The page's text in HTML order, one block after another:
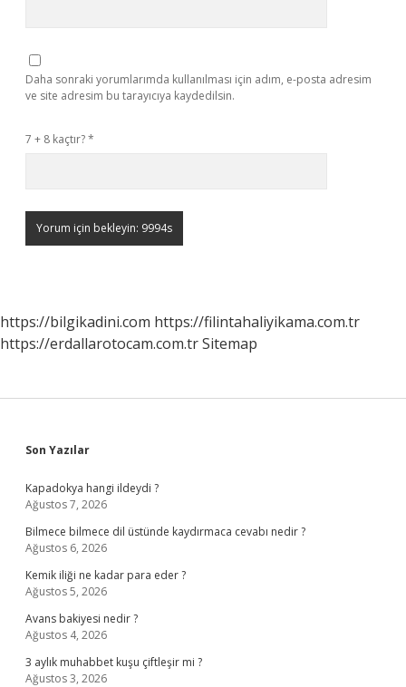
Daha sonraki yorumlarımda kullanılması için adım, e-posta adresim
ve site adresim bu tarayıcıya kaydedilsin.
7 + 8 kaçtır?*
https://bilgikadini.com https://filintahaliyikama.com.tr
https://erdallarotocam.com.trSitemap
Sidebar
Son Yazılar
Kapadokya hangi ildeydi ?
Ağustos 7, 2026
Bilmece bilmece dil üstünde kaydırmaca cevabı nedir ?
Ağustos 6, 2026
Kemik iliği ne kadar para eder ?
Ağustos 5, 2026
Avans bakiyesi nedir ?
Ağustos 4, 2026
3 aylık muhabbet kuşu çiftleşir mi ?
Ağustos 3, 2026